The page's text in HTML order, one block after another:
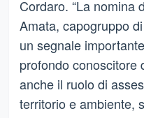
Cordaro. “La nomina
Amata, capogruppo di
un segnale
profondo conoscitore
anche il ruolo di
territorio e ambiente,